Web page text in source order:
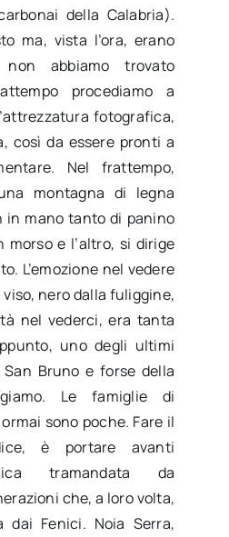
della Calabria).
ma, vista l’ora, erano
abbiamo trovato
procediamo a
fotografica,
così da essere pronti a
Nel frattempo,
montagna di legna
in mano tanto di panino
e l’altro, si dirige
L’emozione nel vedere
nero dalla fuliggine,
nel vederci, era tanta
uno degli ultimi
Bruno e forse della
Le famiglie di
sono poche. Fare il
è portare avanti
tramandata da
che, a loro volta,
dai Fenici. Noia Serra,